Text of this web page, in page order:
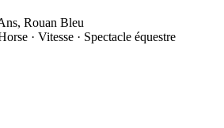
Rouan Bleu
· Vitesse · Spectacle équestre